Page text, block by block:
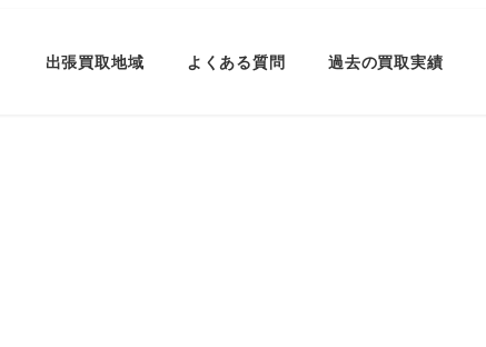
出張買取地域 よくある質問 過去の買取実績